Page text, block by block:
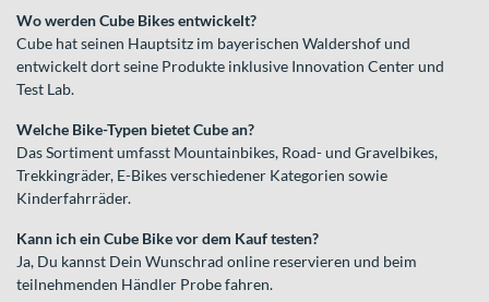
Wo werden Cube Bikes entwickelt?
Cube hat seinen Hauptsitz im bayerischen Waldershof und
entwickelt dort seine Produkte inklusive Innovation Center und
Test Lab.
Welche Bike-Typen bietet Cube an?
Das Sortiment umfasst Mountainbikes, Road- und Gravelbikes,
Trekkingräder, E-Bikes verschiedener Kategorien sowie
Kinderfahrräder.
Kann ich ein Cube Bike vor dem Kauf testen?
Ja, Du kannst Dein Wunschrad online reservieren und beim
teilnehmenden Händler Probe fahren.